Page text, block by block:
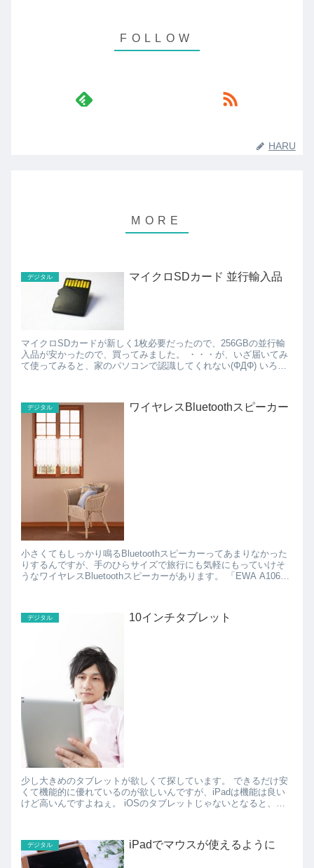
HARU
デジタル マイクロSDカード 並行輸入品
マイクロSDカードが新しく1枚必要だったので、256GBの並行輸
入品が安かったので、買ってみました。 ・・・が、いざ届いてみ
て使ってみると、家のパソコンで認識してくれない(ΦДΦ) いろい
デジタル ワイヤレスBluetoothスピーカー
小さくてもしっかり鳴るBluetoothスピーカーってあまりなかった
りするんですが、手のひらサイズで旅行にも気軽にもっていけそ
うなワイヤレスBluetoothスピーカーがあります。 「EWA A106」
デジタル 10インチタブレット
少し大きめのタブレットが欲しくて探しています。 できるだけ安
くて機能的に優れているのが欲しいんですが、iPadは機能は良い
けど高いんですよねぇ。 iOSのタブレットじゃないとなると、ほ
デジタル iPadでマウスが使えるように